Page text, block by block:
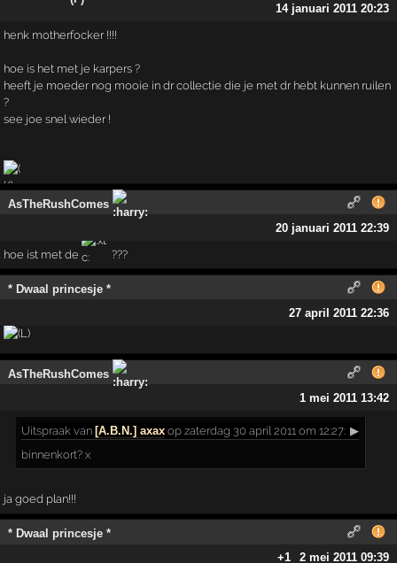
14 januari 2011 20:23
henk motherfocker !!!!
hoe is het met je karpers ?
heeft je moeder nog mooie in dr collectie die je met dr hebt kunnen ruilen
?
see joe snel wieder !
AsTheRushComes
20 januari 2011 22:39
hoe ist met de ???
* Dwaal princesje *
27 april 2011 22:36
AsTheRushComes
1 mei 2011 13:42
Uitspraak van [A.B.N.] axax op zaterdag 30 april 2011 om 12:27: ▶
binnenkort? x
ja goed plan!!!
* Dwaal princesje *
+1
2 mei 2011 09:39